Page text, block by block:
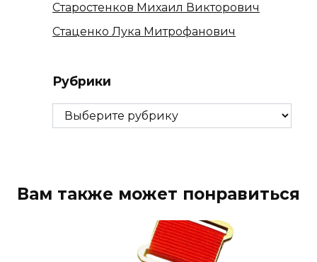
Старостенков Михаил Викторович
Стаценко Лука Митрофанович
Рубрики
Рубрики
Вам также может понравиться